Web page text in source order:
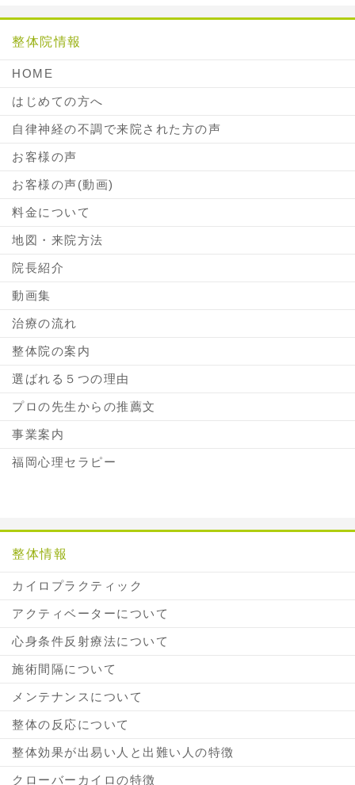
整体院情報
HOME
はじめての方へ
自律神経の不調で来院された方の声
お客様の声
お客様の声(動画)
料金について
地図・来院方法
院長紹介
動画集
治療の流れ
整体院の案内
選ばれる５つの理由
プロの先生からの推薦文
事業案内
福岡心理セラピー
整体情報
カイロプラクティック
アクティベーターについて
心身条件反射療法について
施術間隔について
メンテナンスについて
整体の反応について
整体効果が出易い人と出難い人の特徴
クローバーカイロの特徴